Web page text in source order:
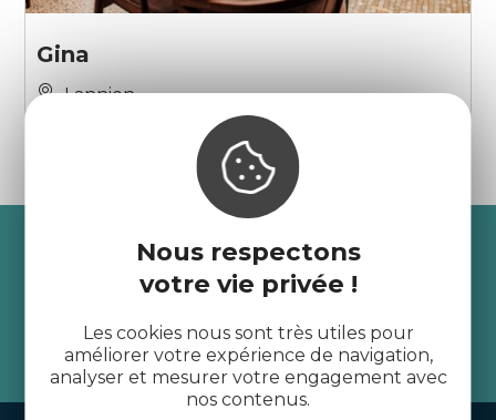
Nous respectons
votre vie privée !
Les cookies nous sont très utiles pour
améliorer votre expérience de navigation,
analyser et mesurer votre engagement avec
nos contenus.
Gina
Lannion
Recevez l’actualité des
Côtes d’Armor
je m'abonne